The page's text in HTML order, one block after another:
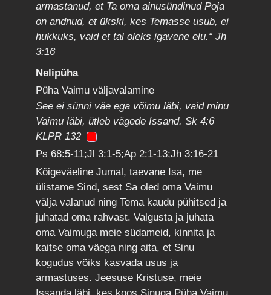
armastanud, et Ta oma ainusündinud Poja
on andnud, et ükski, kes Temasse usub, ei
hukkuks, vaid et tal oleks igavene elu.“ Jh
3:16
Nelipüha
Püha Vaimu väljavalamine
See ei sünni väe ega võimu läbi, vaid minu
Vaimu läbi, ütleb vägede Issand. Sk 4:6
KLPR 132
Ps 68:5-11;Jl 3:1-5;Ap 2:1-13;Jh 3:16-21
Kõigeväeline Jumal, taevane Isa, me
ülistame Sind, sest Sa oled oma Vaimu
välja valanud ning Tema kaudu pühitsed ja
juhatad oma rahvast. Valgusta ja juhata
oma Vaimuga meie südameid, kinnita ja
kaitse oma väega ning aita, et Sinu
kogudus võiks kasvada usus ja
armastuses. Jeesuse Kristuse, meie